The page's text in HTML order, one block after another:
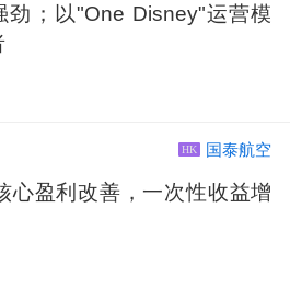
劲；以"One Disney"运营模
HK 国泰航空
心盈利改善，一次性收益增